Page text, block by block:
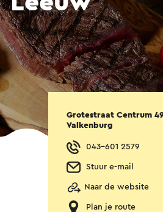
Grotestraat Centrum
Valkenburg
043-601 2579
Stuur e-mail
Naar de website
Plan je route